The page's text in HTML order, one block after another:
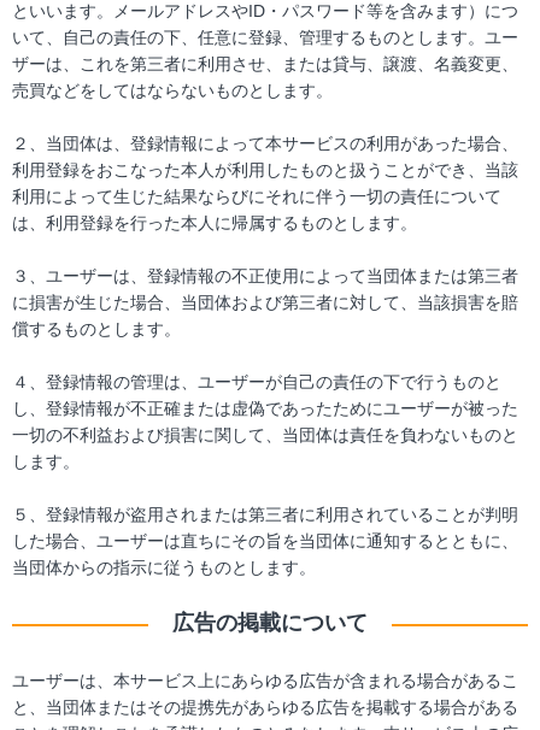
といいます。メールアドレスやID・パスワード等を含みます）につ
いて、自己の責任の下、任意に登録、管理するものとします。ユー
ザーは、これを第三者に利用させ、または貸与、譲渡、名義変更、
売買などをしてはならないものとします。
２、当団体は、登録情報によって本サービスの利用があった場合、
利用登録をおこなった本人が利用したものと扱うことができ、当該
利用によって生じた結果ならびにそれに伴う一切の責任について
は、利用登録を行った本人に帰属するものとします。
３、ユーザーは、登録情報の不正使用によって当団体または第三者
に損害が生じた場合、当団体および第三者に対して、当該損害を賠
償するものとします。
４、登録情報の管理は、ユーザーが自己の責任の下で行うものと
し、登録情報が不正確または虚偽であったためにユーザーが被った
一切の不利益および損害に関して、当団体は責任を負わないものと
します。
５、登録情報が盗用されまたは第三者に利用されていることが判明
した場合、ユーザーは直ちにその旨を当団体に通知するとともに、
当団体からの指示に従うものとします。
広告の掲載について
ユーザーは、本サービス上にあらゆる広告が含まれる場合があるこ
と、当団体またはその提携先があらゆる広告を掲載する場合がある